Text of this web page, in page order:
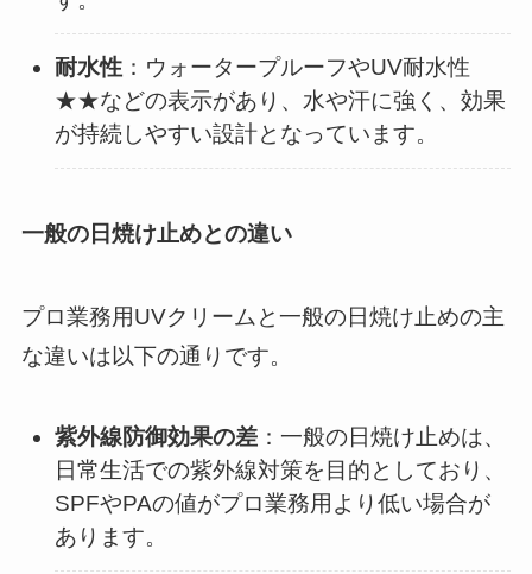
耐水性 ：​ウォータープルーフやUV耐水性
★★などの表示があり、水や汗に強く、効果
が持続しやすい設計となっています。​
一般の日焼け止めとの違い
プロ業務用UVクリームと一般の日焼け止めの主
な違いは以下の通りです。​
紫外線防御効果の差 ：​一般の日焼け止めは、
日常生活での紫外線対策を目的としており、
SPFやPAの値がプロ業務用より低い場合が
あります。​